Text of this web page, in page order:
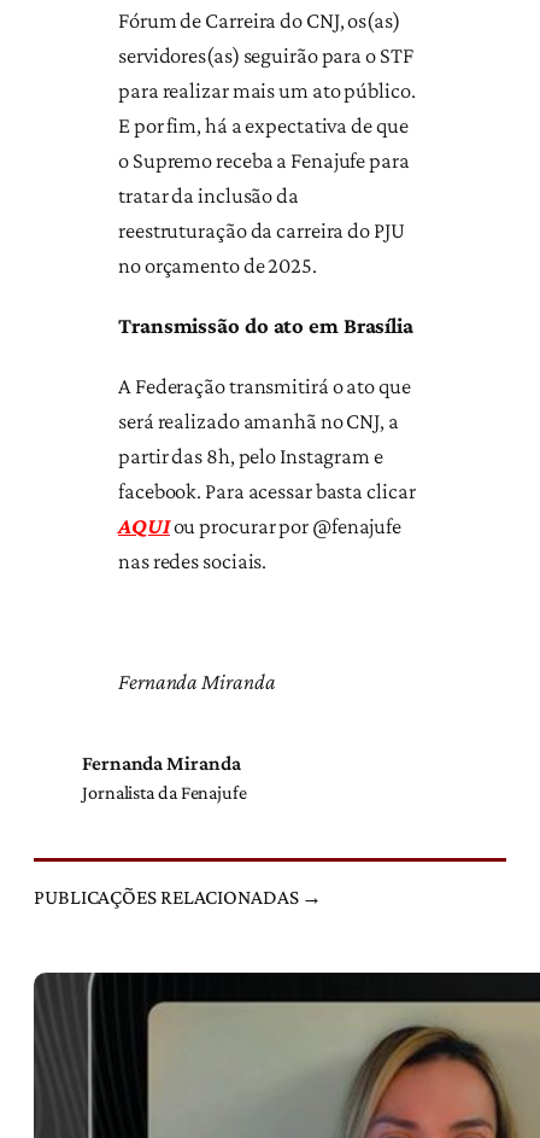
Fórum de Carreira do CNJ, os(as)
servidores(as) seguirão para o STF
para realizar mais um ato público.
E por fim, há a expectativa de que
o Supremo receba a Fenajufe para
tratar da inclusão da
reestruturação da carreira do PJU
no orçamento de 2025.
Transmissão do ato em Brasília
A Federação transmitirá o ato que
será realizado amanhã no CNJ, a
partir das 8h, pelo Instagram e
facebook. Para acessar basta clicar
AQUIou procurar por @fenajufe
nas redes sociais.
Fernanda Miranda
Fernanda Miranda
Jornalista da Fenajufe
PUBLICAÇÕES RELACIONADAS →